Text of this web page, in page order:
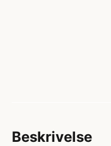
Beskrivelse